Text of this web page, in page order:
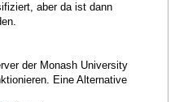
aber da ist dann
der Monash University
Eine Alternative